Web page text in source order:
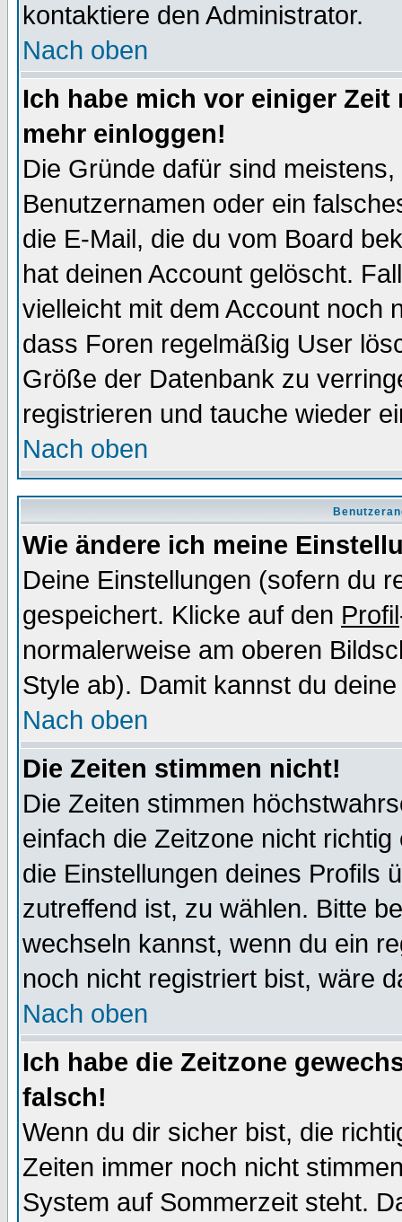
kontaktiere den Administrator.
Nach oben
Ich habe mich vor einiger
mehr einloggen!
Die Gründe dafür sind
Benutzernamen oder ein
die E-Mail, die du vom Board
hat deinen Account gelöscht.
vielleicht mit dem Account noch
dass Foren regelmäßig User
Größe der Datenbank zu
registrieren und tauche wieder
Nach oben
Wie ändere ich meine
Deine Einstellungen (sofern du
gespeichert. Klicke auf den Profil
normalerweise am oberen
Style ab). Damit kannst du
Nach oben
Die Zeiten stimmen nicht!
Die Zeiten stimmen
einfach die Zeitzone nicht
die Einstellungen deines Profils
zutreffend ist, zu wählen. Bitte
wechseln kannst, wenn du ein
noch nicht registriert bist, wäre
Nach oben
Ich habe die Zeitzone
falsch!
Wenn du dir sicher bist, die
Zeiten immer noch nicht
System auf Sommerzeit steht.